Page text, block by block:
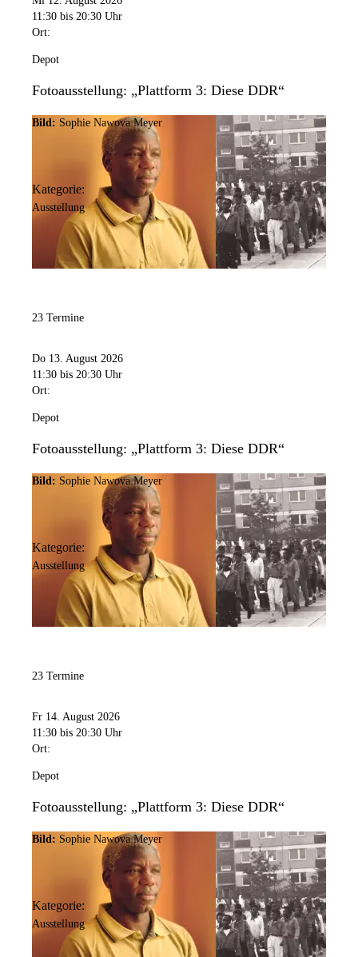
11:30 bis 20:30 Uhr
Ort:
Depot
Fotoausstellung: „Plattform 3: Diese DDR“
Bild: Sophie Nawova Meyer
Kategorie:
Ausstellung
23 Termine
Do 13. August 2026
11:30 bis 20:30 Uhr
Ort:
Depot
Fotoausstellung: „Plattform 3: Diese DDR“
Bild: Sophie Nawova Meyer
Kategorie:
Ausstellung
23 Termine
Fr 14. August 2026
11:30 bis 20:30 Uhr
Ort:
Depot
Fotoausstellung: „Plattform 3: Diese DDR“
Bild: Sophie Nawova Meyer
Kategorie:
Ausstellung